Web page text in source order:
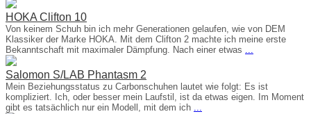
HOKA Clifton 10
Von keinem Schuh bin ich mehr Generationen gelaufen, wie von DEM
Klassiker der Marke HOKA. Mit dem Clifton 2 machte ich meine erste
Bekanntschaft mit maximaler Dämpfung. Nach einer etwas ...
Salomon S/LAB Phantasm 2
Mein Beziehungsstatus zu Carbonschuhen lautet wie folgt: Es ist
kompliziert. Ich, oder besser mein Laufstil, ist da etwas eigen. Im Moment
gibt es tatsächlich nur ein Modell, mit dem ich ...